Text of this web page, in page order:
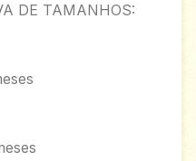
DE TAMANHOS: